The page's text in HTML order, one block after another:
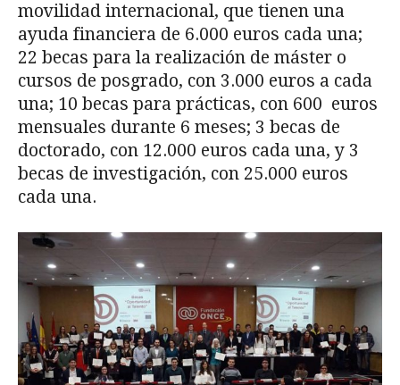
movilidad internacional, que tienen una
ayuda financiera de 6.000 euros cada una;
22 becas para la realización de máster o
cursos de posgrado, con 3.000 euros a cada
una; 10 becas para prácticas, con 600 euros
mensuales durante 6 meses; 3 becas de
doctorado, con 12.000 euros cada una, y 3
becas de investigación, con 25.000 euros
cada una.